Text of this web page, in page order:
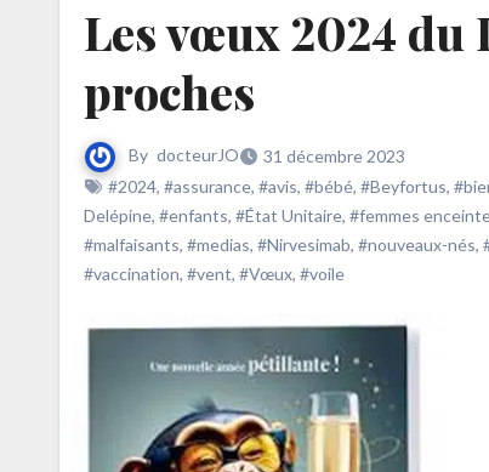
Les vœux 2024 du
proches
By docteurJO
31 décembre 2023
#2024, #assurance, #avis, #bébé, #Beyfortus,
Delépine, #enfants, #État Unitaire, #femmes
#malfaisants, #medias, #Nirvesimab, #nouveaux-nés,
#vaccination, #vent, #Vœux, #voile